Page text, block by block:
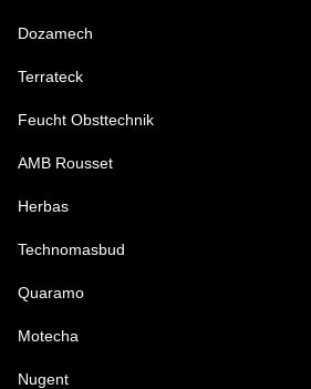
Dozamech
Terrateck
Feucht Obsttechnik
AMB Rousset
Herbas
Technomasbud
Quaramo
Motecha
Nugent